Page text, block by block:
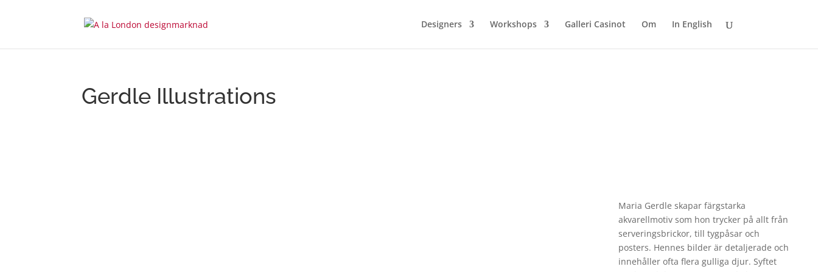
Designers Workshops Galleri Casinot Om In English
Gerdle Illustrations
Maria Gerdle skapar färgstarka
akvarellmotiv som hon trycker på allt från
serveringsbrickor, till tygpåsar och
posters. Hennes bilder är detaljerade och
innehåller ofta flera gulliga djur. Syftet